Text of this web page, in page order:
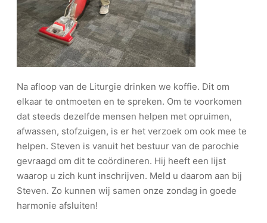
Na afloop van de Liturgie drinken we koffie. Dit om
elkaar te ontmoeten en te spreken. Om te voorkomen
dat steeds dezelfde mensen helpen met opruimen,
afwassen, stofzuigen, is er het verzoek om ook mee te
helpen. Steven is vanuit het bestuur van de parochie
gevraagd om dit te coördineren. Hij heeft een lijst
waarop u zich kunt inschrijven. Meld u daarom aan bij
Steven. Zo kunnen wij samen onze zondag in goede
harmonie afsluiten!